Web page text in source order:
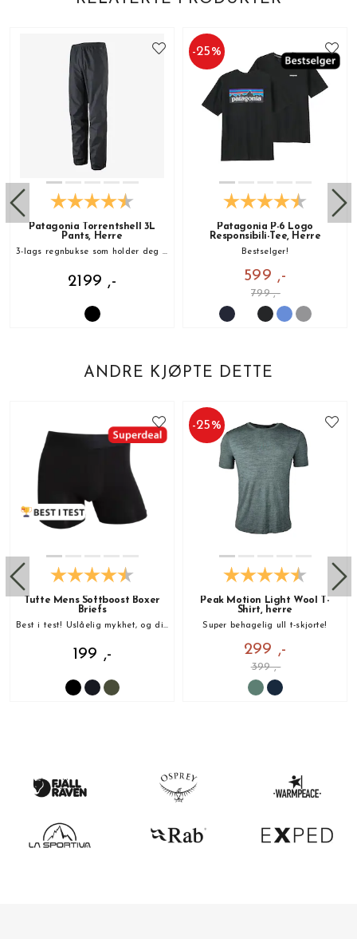
Patagonia Torrentshell 3L
Pants, Herre
3-lags regnbukse som holder deg tørr i all slags vær!
2199 ,-
-25%
Patagonia P-6 Logo
Responsibili-Tee, Herre
Bestselger!
599 ,-
799 ,-
ANDRE KJØPTE DETTE
Tufte Mens Softboost Boxer
Briefs
Best i test! Uslåelig mykhet, og din nye favoritt!
199 ,-
-25%
Peak Motion Light Wool T-
Shirt, herre
Super behagelig ull t-skjorte!
299 ,-
399 ,-